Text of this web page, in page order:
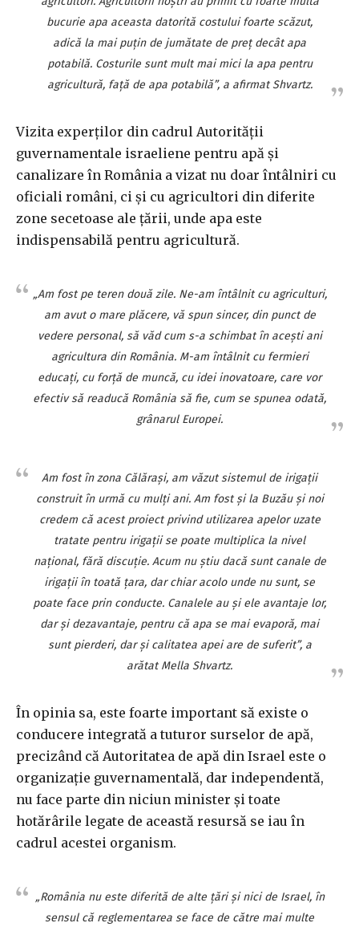
bucurie apa aceasta datorită costului foarte scăzut,
adică la mai puţin de jumătate de preţ decât apa
potabilă. Costurile sunt mult mai mici la apa pentru
agricultură, faţă de apa potabilă”, a afirmat Shvartz.
Vizita experţilor din cadrul Autorităţii
guvernamentale israeliene pentru apă şi
canalizare în România a vizat nu doar întâlniri cu
oficiali români, ci şi cu agricultori din diferite
zone secetoase ale ţării, unde apa este
indispensabilă pentru agricultură.
„Am fost pe teren două zile. Ne-am întâlnit cu agriculturi,
am avut o mare plăcere, vă spun sincer, din punct de
vedere personal, să văd cum s-a schimbat în aceşti ani
agricultura din România. M-am întâlnit cu fermieri
educaţi, cu forţă de muncă, cu idei inovatoare, care vor
efectiv să readucă România să fie, cum se spunea odată,
grânarul Europei.
Am fost în zona Călăraşi, am văzut sistemul de irigaţii
construit în urmă cu mulţi ani. Am fost şi la Buzău şi noi
credem că acest proiect privind utilizarea apelor uzate
tratate pentru irigaţii se poate multiplica la nivel
naţional, fără discuţie. Acum nu ştiu dacă sunt canale de
irigaţii în toată ţara, dar chiar acolo unde nu sunt, se
poate face prin conducte. Canalele au şi ele avantaje lor,
dar şi dezavantaje, pentru că apa se mai evaporă, mai
sunt pierderi, dar şi calitatea apei are de suferit”, a
arătat Mella Shvartz.
În opinia sa, este foarte important să existe o
conducere integrată a tuturor surselor de apă,
precizând că Autoritatea de apă din Israel este o
organizaţie guvernamentală, dar independentă,
nu face parte din niciun minister şi toate
hotărârile legate de această resursă se iau în
cadrul acestei organism.
„România nu este diferită de alte ţări şi nici de Israel, în
sensul că reglementarea se face de către mai multe